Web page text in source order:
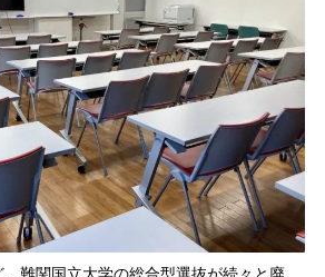
難関国立大学の総合型選抜が続々と廃